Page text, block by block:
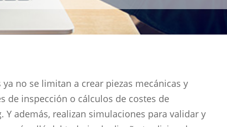
no se limitan a crear piezas mecánicas y
de inspección o cálculos de costes de
además, realizan simulaciones para validar y